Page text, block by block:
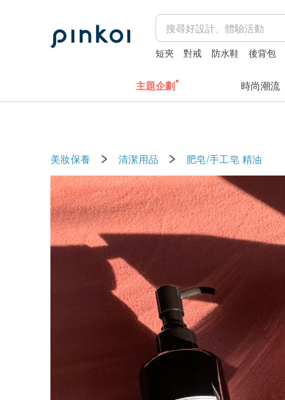
短夾 對戒 防水鞋 後背包
主題企劃 時尚潮流
美妝保養 清潔用品 肥皂/手工皂 精油